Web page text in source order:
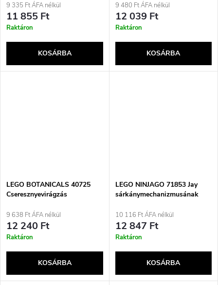
9 335 Ft ÁFA nélkül
11 855 Ft
Raktáron
KOSÁRBA
9 480 Ft ÁFA nélkül
12 039 Ft
Raktáron
KOSÁRBA
LEGO BOTANICALS 40725
Cseresznyevirágzás
9 638 Ft ÁFA nélkül
12 240 Ft
Raktáron
KOSÁRBA
LEGO NINJAGO 71853 Jay
sárkánymechanizmusának
10 116 Ft ÁFA nélkül
12 847 Ft
Raktáron
KOSÁRBA